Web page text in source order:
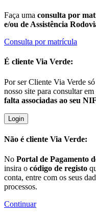
Faça uma consulta por
e/ou de Assistência
Consulta por matrícula
É cliente Via Verde:
Por ser Cliente Via Verde
nosso site para consultar
falta associadas ao seu
Login
Não é cliente Via Verde:
No Portal de Pagamento
insira o código de registo
conta, entre com os seus
processos.
Continuar